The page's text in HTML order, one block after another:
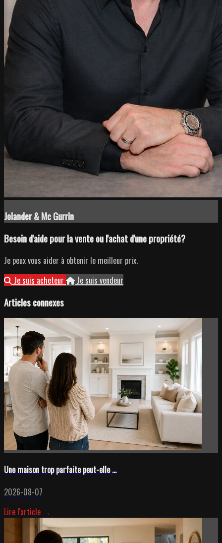
Jolander & Mc Gurrin
Besoin d'aide pour la vente ou l'achat d'une propriété?
Je peux vous aider à obtenir le meilleur prix.
Je suis acheteur
Je suis vendeur
Articles connexes
Une maison trop parfaite peut-elle ...
2026-08-07
Lire l'article →